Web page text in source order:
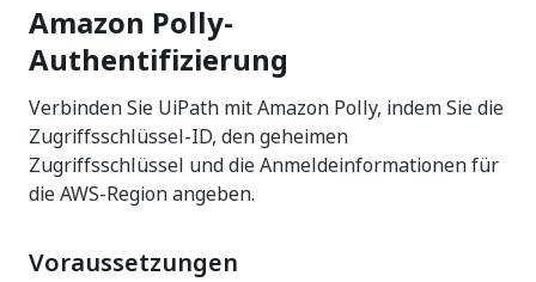
Amazon Polly-
Authentifizierung
Verbinden Sie UiPath mit Amazon Polly, indem Sie die
Zugriffsschlüssel-ID, den geheimen
Zugriffsschlüssel und die Anmeldeinformationen für
die AWS-Region angeben.
Voraussetzungen